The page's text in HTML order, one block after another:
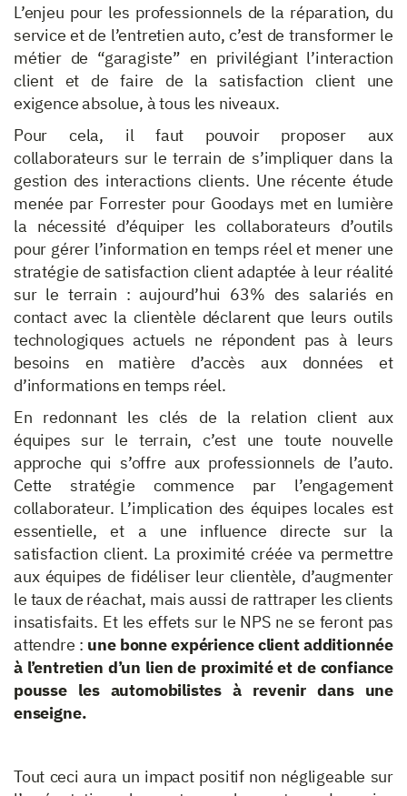
L’enjeu pour les professionnels de la réparation, du
service et de l’entretien auto, c’est de transformer le
métier de “garagiste” en privilégiant l’interaction
client et de faire de la satisfaction client une
exigence absolue, à tous les niveaux.
Pour cela, il faut pouvoir proposer aux
collaborateurs sur le terrain de s’impliquer dans la
gestion des interactions clients. Une récente étude
menée par Forrester pour Goodays met en lumière
la nécessité d’équiper les collaborateurs d’outils
pour gérer l’information en temps réel et mener une
stratégie de satisfaction client adaptée à leur réalité
sur le terrain : aujourd’hui 63% des salariés en
contact avec la clientèle déclarent que leurs outils
technologiques actuels ne répondent pas à leurs
besoins en matière d’accès aux données et
d’informations en temps réel.
En redonnant les clés de la relation client aux
équipes sur le terrain, c’est une toute nouvelle
approche qui s’offre aux professionnels de l’auto.
Cette stratégie commence par l’engagement
collaborateur. L’implication des équipes locales est
essentielle, et a une influence directe sur la
satisfaction client. La proximité créée va permettre
aux équipes de fidéliser leur clientèle, d’augmenter
le taux de réachat, mais aussi de rattraper les clients
insatisfaits. Et les effets sur le NPS ne se feront pas
attendre : une bonne expérience client additionnée
à l’entretien d’un lien de proximité et de confiance
pousse les automobilistes à revenir dans une
enseigne.
Tout ceci aura un impact positif non négligeable sur